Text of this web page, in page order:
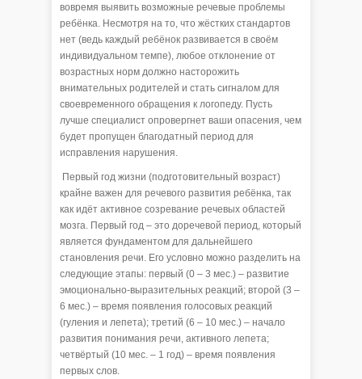
вовремя выявить возможные речевые проблемы
ребёнка. Несмотря на то, что жёстких стандартов
нет (ведь каждый ребёнок развивается в своём
индивидуальном темпе), любое отклонение от
возрастных норм должно насторожить
внимательных родителей и стать сигналом для
своевременного обращения к логопеду. Пусть
лучше специалист опровергнет ваши опасения, чем
будет пропущен благодатный период для
исправления нарушения.
Первый год жизни (подготовительный возраст)
крайне важен для речевого развития ребёнка, так
как идёт активное созревание речевых областей
мозга. Первый год – это доречевой период, который
является фундаментом для дальнейшего
становления речи. Его условно можно разделить на
следующие этапы: первый (0 – 3 мес.) – развитие
эмоционально-выразительных реакций; второй (3 –
6 мес.) – время появления голосовых реакций
(гуления и лепета); третий (6 – 10 мес.) – начало
развития понимания речи, активного лепета;
четвёртый (10 мес. – 1 год) – время появления
первых слов.